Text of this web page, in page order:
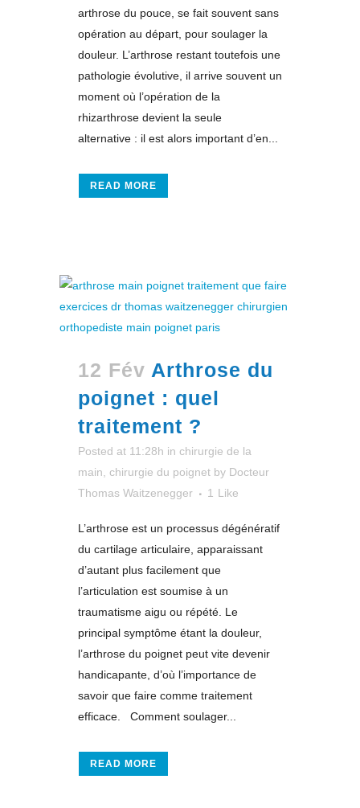
arthrose du pouce, se fait souvent sans
opération au départ, pour soulager la
douleur. L’arthrose restant toutefois une
pathologie évolutive, il arrive souvent un
moment où l’opération de la
rhizarthrose devient la seule
alternative : il est alors important d’en...
READ MORE
12 Fév Arthrose du
poignet : quel
traitement ?
Posted at 11:28h in chirurgie de la
main chirurgie du poignet by Docteur
Thomas Waitzenegger
1 Like
L’arthrose est un processus dégénératif
du cartilage articulaire, apparaissant
d’autant plus facilement que
l’articulation est soumise à un
traumatisme aigu ou répété. Le
principal symptôme étant la douleur,
l’arthrose du poignet peut vite devenir
handicapante, d’où l’importance de
savoir que faire comme traitement
efficace. Comment soulager...
READ MORE